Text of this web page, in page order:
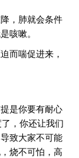
，肺就会条件
咳嗽。
而喘促进来，
是你要有耐心
，你还让我们
致大家不可能
烧不可怕，高